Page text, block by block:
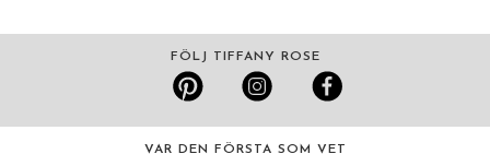
FÖLJ TIFFANY ROSE
VAR DEN FÖRSTA SOM VET